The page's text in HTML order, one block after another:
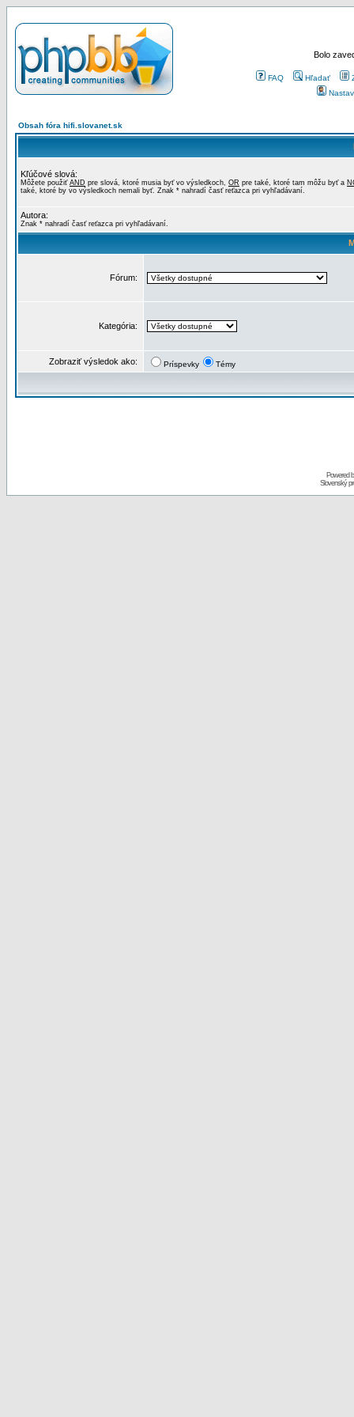
Bolo
FAQ Hľadať
Obsah fóra hifi.slovanet.sk
Kľúčové slová:
Môžete použiť AND pre slová, ktoré musia byť vo výsledkoch, OR pre také, ktoré tam môžu byť a
také, ktoré by vo výsledkoch nemali byť. Znak * nahradí časť reťazca pri vyhľadávaní.
Autora:
Znak * nahradí časť reťazca pri vyhľadávaní.
Fórum:
Kategória:
Zobraziť výsledok ako: Príspevky Témy
Powered
Slovenský